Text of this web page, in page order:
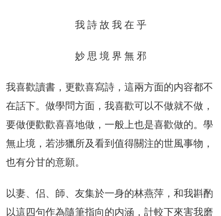
我 詩 故 我 在 乎
妙 思 境 界 無 邪
我喜歡讀書，更歡喜寫詩，這兩方面的内容都不
在話下。做學問方面，我喜歡可以不做就不做，
要做便歡歡喜喜地做，一般上也是喜歡做的。學
無止境，若涉獵所及看到值得關注的世風事物，
也有分甘的意願。
以妻、侣、師、友集於一身的林燕萍，和我斟酌
以這四句作為隨筆指向的内涵，計較下來害我磨